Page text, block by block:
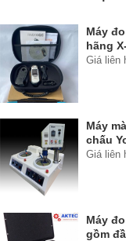
Máy
hãng
Giá liên
Máy
chấu
Giá liên
Máy
gồm